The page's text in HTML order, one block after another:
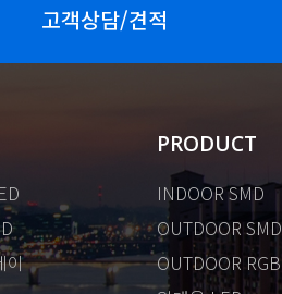
고객상담/견적
이
PRODUCT
INDOOR SMD
OUTDOOR SMD
OUTDOOR RGB